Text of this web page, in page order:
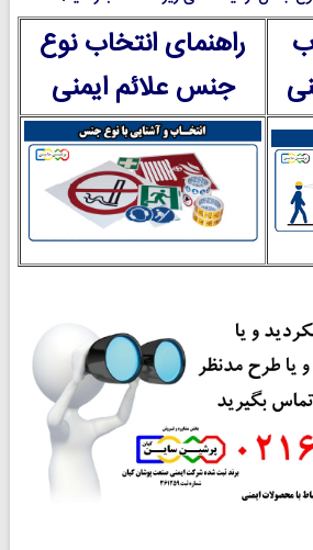
راهنمای انتخاب نوع
جنس علائم ایمنی